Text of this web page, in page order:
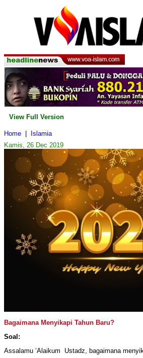
View Full Version
Home
Islamia
Kamis, 26 Dec 2019
Bagaimana Menyikapi Tahun Baru?
Soal:
Assalamu ‘Alaikum Ustadz, bagaimana